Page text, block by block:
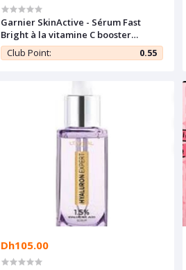
Garnier SkinActive - Sérum Fast
Bright à la vitamine C booster
d'éclat pour teint terne - 30ml
Club Point: 0.55
Dh105.00